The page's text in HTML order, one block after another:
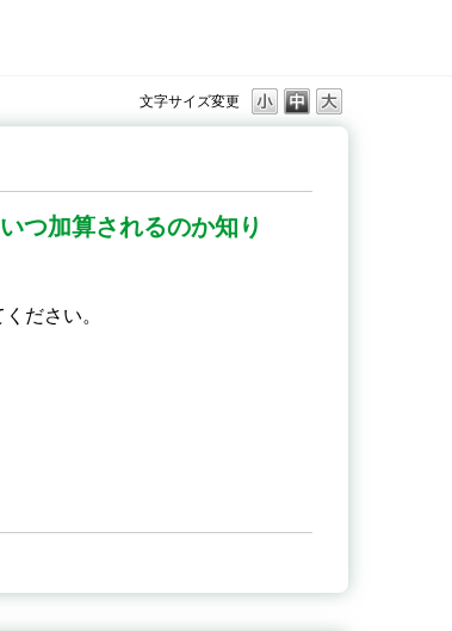
文字サイズ変更
つ加算されるのか知り
ださい。